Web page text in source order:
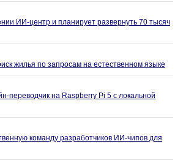
ИИ-центр и планирует развернуть 70 тысяч
жилья по запросам на естественном языке
переводчик на Raspberry Pi 5 с локальной
команду разработчиков ИИ-чипов для